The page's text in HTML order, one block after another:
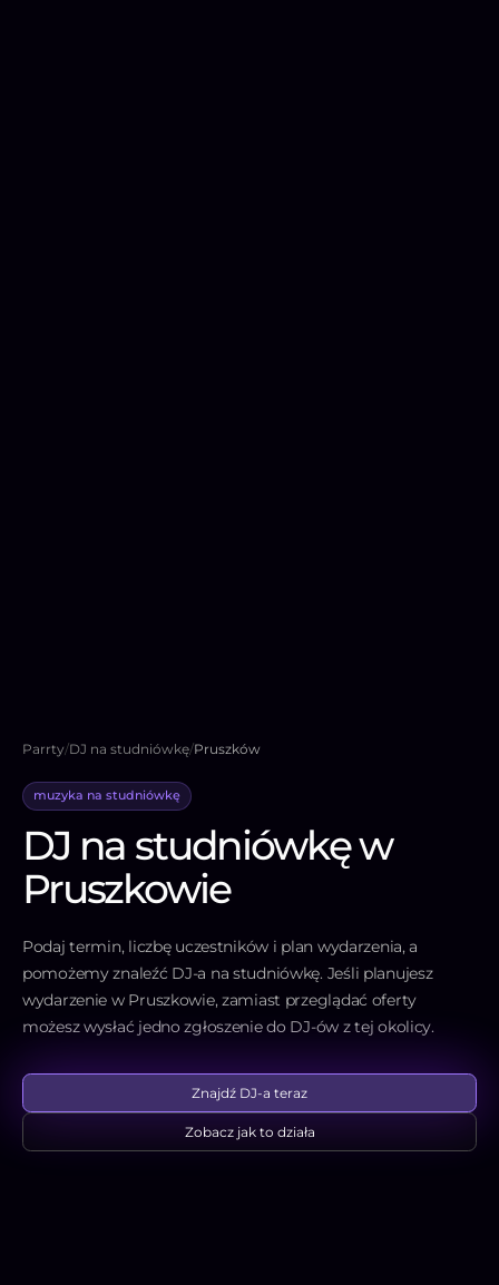
Parrty/DJ na studniówkę/Pruszków
muzyka na studniówkę
DJ na studniówkę w
Pruszkowie
Podaj termin, liczbę uczestników i plan wydarzenia, a
pomożemy znaleźć DJ-a na studniówkę. Jeśli planujesz
wydarzenie w Pruszkowie, zamiast przeglądać oferty
możesz wysłać jedno zgłoszenie do DJ-ów z tej okolicy.
Znajdź DJ-a teraz
Zobacz jak to działa